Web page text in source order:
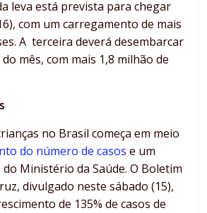
leva está prevista para chegar
com um carregamento de mais
A terceira deverá desembarcar
mês, com mais 1,8 milhão de
no Brasil começa em meio
do número de casos e um
Ministério da Saúde. O Boletim
divulgado neste sábado (15),
de 135% de casos de